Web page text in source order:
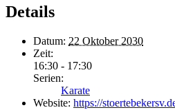
Details
Datum: 22 Oktober 2030
Zeit:
16:30 - 17:30
Serien:
Karate
Website: https://